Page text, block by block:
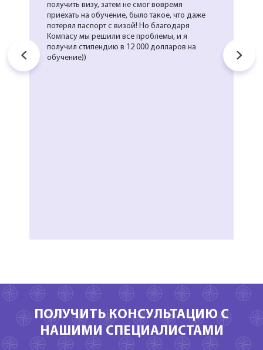
получить визу, затем не смог вовремя
приехать на обучение, было такое, что даже
потерял паспорт с визой! Но благодаря
Компасу мы решили все проблемы, и я
получил стипендию в 12 000 долларов на
обучение))
ПОЛУЧИТЬ КОНСУЛЬТАЦИЮ С
НАШИМИ СПЕЦИАЛИСТАМИ